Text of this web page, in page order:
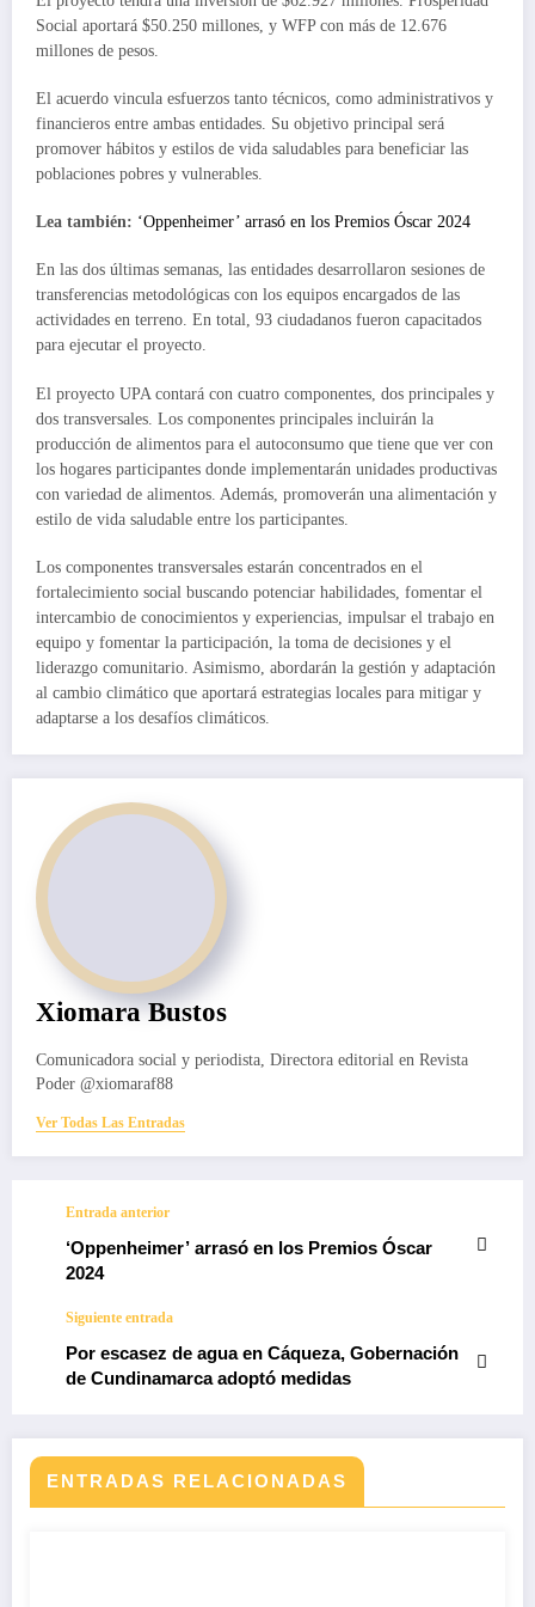
Social aportará $50.250 millones, y WFP con más de 12.676
millones de pesos.
El acuerdo vincula esfuerzos tanto técnicos, como administrativos y
financieros entre ambas entidades. Su objetivo principal será
promover hábitos y estilos de vida saludables para beneficiar las
poblaciones pobres y vulnerables.
Lea también: ‘Oppenheimer’ arrasó en los Premios Óscar 2024
En las dos últimas semanas, las entidades desarrollaron sesiones de
transferencias metodológicas con los equipos encargados de las
actividades en terreno. En total, 93 ciudadanos fueron capacitados
para ejecutar el proyecto.
El proyecto UPA contará con cuatro componentes, dos principales y
dos transversales. Los componentes principales incluirán la
producción de alimentos para el autoconsumo que tiene que ver con
los hogares participantes donde implementarán unidades productivas
con variedad de alimentos. Además, promoverán una alimentación y
estilo de vida saludable entre los participantes.
Los componentes transversales estarán concentrados en el
fortalecimiento social buscando potenciar habilidades, fomentar el
intercambio de conocimientos y experiencias, impulsar el trabajo en
equipo y fomentar la participación, la toma de decisiones y el
liderazgo comunitario. Asimismo, abordarán la gestión y adaptación
al cambio climático que aportará estrategias locales para mitigar y
adaptarse a los desafíos climáticos.
Xiomara Bustos
Comunicadora social y periodista, Directora editorial en Revista
Poder @xiomaraf88
Ver Todas Las Entradas
Entrada anterior
‘Oppenheimer’ arrasó en los Premios Óscar
2024
Siguiente entrada
Por escasez de agua en Cáqueza, Gobernación
de Cundinamarca adoptó medidas
ENTRADAS RELACIONADAS